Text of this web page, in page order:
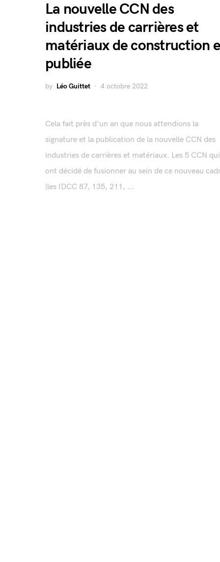
La nouvelle CCN des
industries de carrières et
matériaux de construction
publiée
by Léo Guittet 4 octobre 2022
Cela fait près d'un an que nous attendions la
signature et la publication de la nouvelle CCN des
industries de carrières et matériaux. Les 5 CCN qui
ont décidé de fusionner au sein de ce nouveau
(les IDCC 87, 135, 211, ...